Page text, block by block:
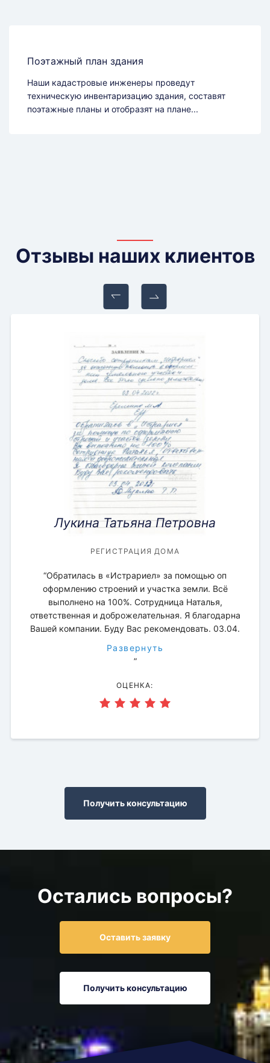
Поэтажный план здания
Наши кадастровые инженеры проведут
техническую инвентаризацию здания, составят
поэтажные планы и отобразят на плане...
Отзывы наших клиентов
Лукина Татьяна Петровна
РЕГИСТРАЦИЯ ДОМА
“Обратилась в «Истрариел» за помощью оп
оформлению строений и участка земли. Всё
выполнено на 100%. Сотрудница Наталья,
ответственная и доброжелательная. Я благодарна
Вашей компании. Буду Вас рекомендовать. 03.04.
Развернуть
”
ОЦЕНКА:
ОЦЕНКА:
ОЦЕНКА:
МЕЖЕВАНИЕ ЗЕМЕЛЬНОГО УЧАСТКА
ОЦЕНКА:
СОПРОВОЖДЕНИЕ СДЕЛКИ
ОЦЕНКА:
МЕЖЕВОЙ ПЛАН
ОЦЕНКА:
РЕГИСТРАЦИЯ ДОМА
ОЦЕНКА:
МЕЖЕВАНИЕ ЗЕМЕЛЬНОГО УЧАСТКА
ОЦЕНКА:
ПРЕДСТАВИТЕЛЬСТВО В СУДЕ
ОЦЕНКА:
МЕЖЕВАНИЕ ЗЕМЕЛЬНОГО УЧАСТКА
ОЦЕНКА:
Получить консультацию
Остались вопросы?
Оставить заявку
Получить консультацию